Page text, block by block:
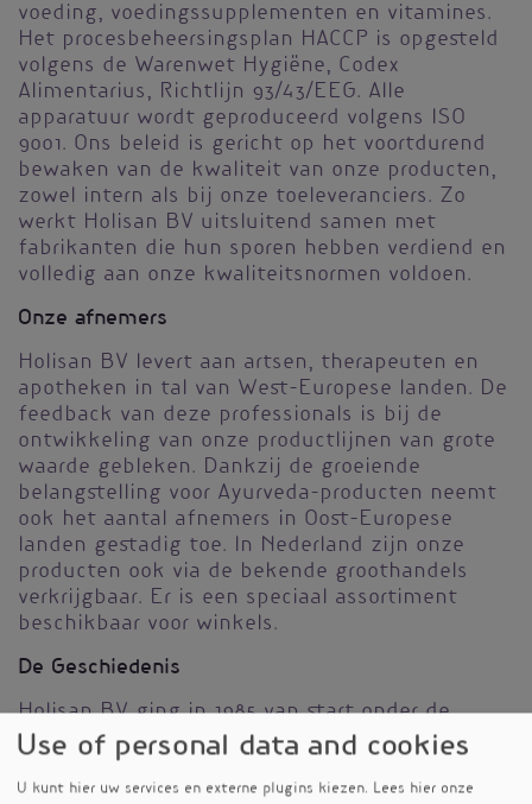
voeding, voedingssupplementen en vitamines.
Het procesbeheersingsplan HACCP is opgesteld
volgens de Warenwet Hygiëne, Codex
Alimentarius, Richtlijn 93/43/EEG. Alle
apparatuur wordt geproduceerd volgens ISO
9001. Ons beleid is gericht op het voortdurend
bewaken van de kwaliteit van onze producten,
zowel intern als bij onze toeleveranciers. Zo
werkt Holisan BV uitsluitend samen met
fabrikanten die hun sporen hebben verdiend en
volledig aan onze kwaliteitsnormen voldoen.
Onze afnemers
Holisan BV levert aan artsen, therapeuten en
apotheken in tal van West-Europese landen. De
feedback van deze professionals is bij de
ontwikkeling van onze productlijnen van grote
waarde gebleken. Dankzij de groeiende
belangstelling voor Ayurveda-producten neemt
ook het aantal afnemers in Oost-Europese
landen gestadig toe. In Nederland zijn onze
producten ook via de bekende groothandels
verkrijgbaar. Er is een speciaal assortiment
beschikbaar voor winkels.
De Geschiedenis
Holisan BV ging in 1985 van start onder de
naam Holistic Health Products. Aanvankelijk
stond het beschikbaar maken van Ayurveda-
middelen voor de Nederlandse markt centraal.
Use of personal data and cookies
U kunt hier uw services en externe plugins kiezen. Lees hier onze